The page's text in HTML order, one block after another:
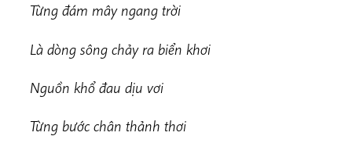
Từng đám mây ngang trời
Là dòng sông chảy ra biển khơi
Nguồn khổ đau dịu vơi
Từng bước chân thảnh thơi